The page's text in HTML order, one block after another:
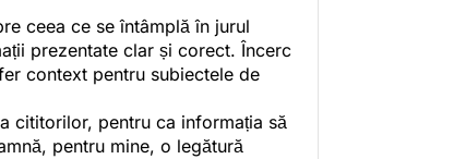
ceea ce se întâmplă în jurul
prezentate clar și corect. Încerc
context pentru subiectele de
cititorilor, pentru ca informația să
pentru mine, o legătură